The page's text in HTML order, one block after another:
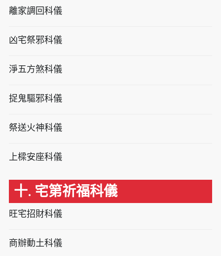
離家調回科儀
凶宅祭邪科儀
淨五方煞科儀
捉鬼驅邪科儀
祭送火神科儀
上樑安座科儀
十. 宅第祈福科儀
旺宅招財科儀
商辦動土科儀